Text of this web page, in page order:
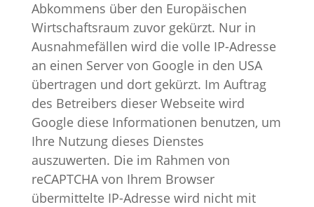
Abkommens über den Europäischen
Wirtschaftsraum zuvor gekürzt. Nur in
Ausnahmefällen wird die volle IP-Adresse
an einen Server von Google in den USA
übertragen und dort gekürzt. Im Auftrag
des Betreibers dieser Webseite wird
Google diese Informationen benutzen, um
Ihre Nutzung dieses Dienstes
auszuwerten. Die im Rahmen von
reCAPTCHA von Ihrem Browser
übermittelte IP-Adresse wird nicht mit